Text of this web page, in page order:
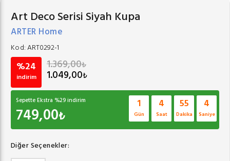
Art Deco Serisi Siyah Kupa
ARTER Home
Kod:ART0292-1
%24
indirim
1.369,00₺
1.049,00₺
Sepette Ekstra %29indirim
749,00₺
1
Gün
4
Saat
55
Dakika
4
Saniye
Diğer Seçenekler: